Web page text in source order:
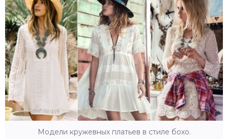
Модели кружевных платьев в стиле бохо.